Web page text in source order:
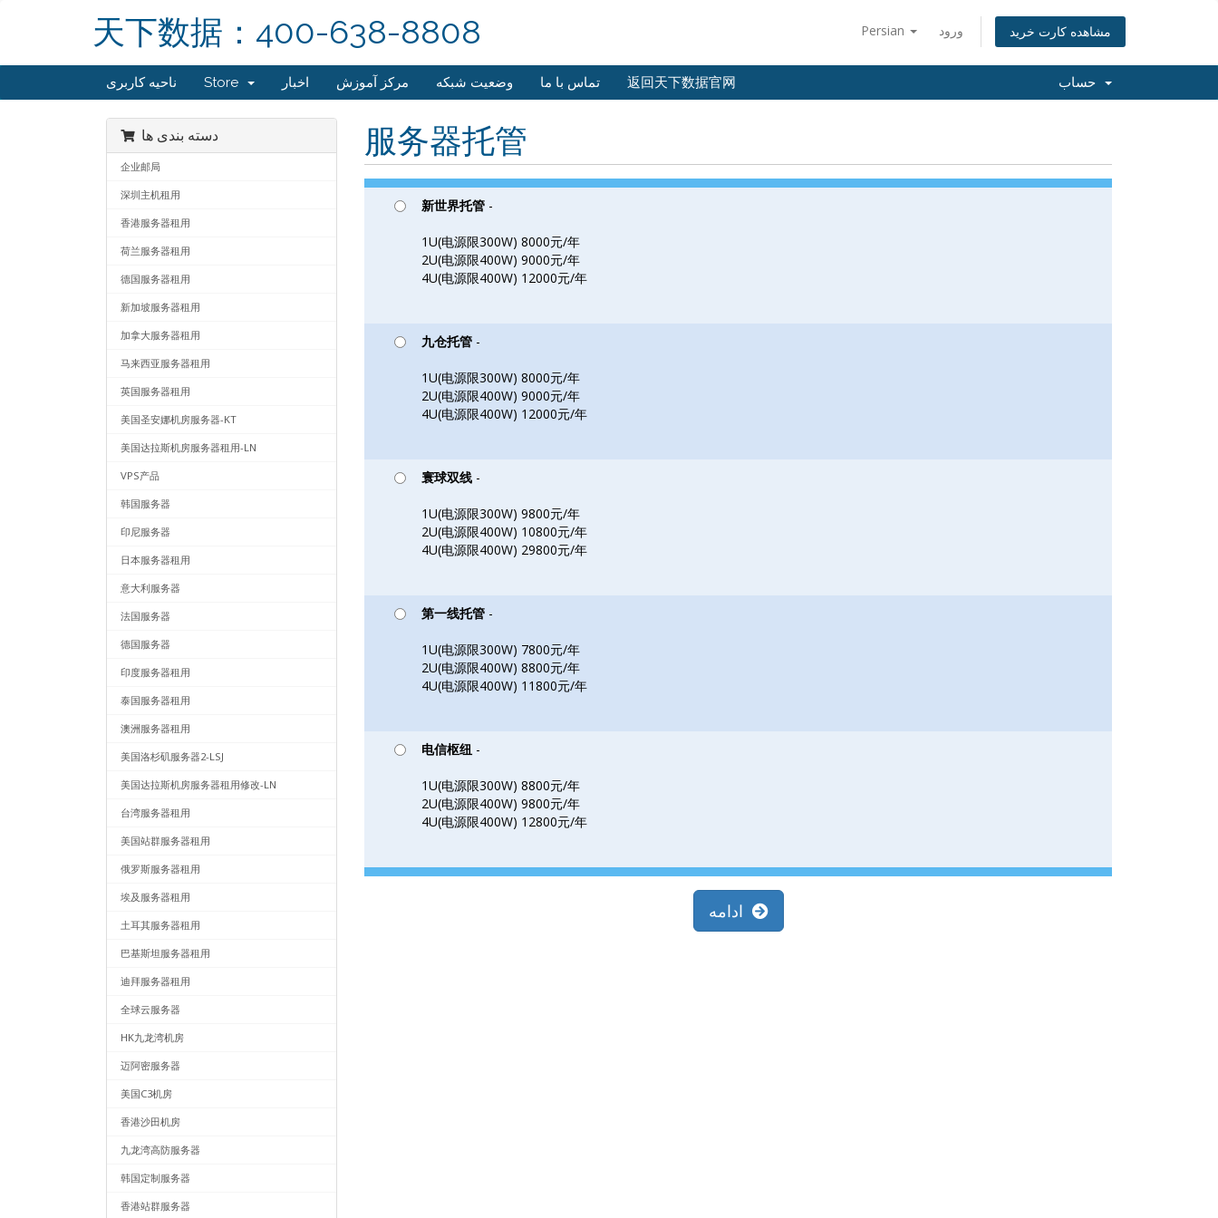
Persian ورود مشاهده کارت خرید 天下数据：400-638-8808
ناحیه کاربری Store اخبار مرکز آموزش وضعیت شبکه تماس با ما 返回天下数据官网
服务器托管 دسته بندی ها
企业邮局
深圳主机租用
香港服务器租用
荷兰服务器租用
德国服务器租用
新加坡服务器租用
加拿大服务器租用
马来西亚服务器租用
英国服务器租用
美国圣安娜机房服务器-KT
美国达拉斯机房服务器租用-LN
VPS产品
韩国服务器
印尼服务器
日本服务器租用
意大利服务器
法国服务器
德国服务器
印度服务器租用
泰国服务器租用
澳洲服务器租用
美国洛杉矶服务器2-LSJ
美国达拉斯机房服务器租用修改-LN
台湾服务器租用
美国站群服务器租用
俄罗斯服务器租用
埃及服务器租用
土耳其服务器租用
巴基斯坦服务器租用
迪拜服务器租用
全球云服务器
HK九龙湾机房
迈阿密服务器
美国C3机房
香港沙田机房
九龙湾高防服务器
韩国定制服务器
香港站群服务器
新世界托管 -
1U(电源限300W) 8000元/年
2U(电源限400W) 9000元/年
4U(电源限400W) 12000元/年
九仓托管 -
1U(电源限300W) 8000元/年
2U(电源限400W) 9000元/年
4U(电源限400W) 12000元/年
寰球双线 -
1U(电源限300W) 9800元/年
2U(电源限400W) 10800元/年
4U(电源限400W) 29800元/年
第一线托管 -
1U(电源限300W) 7800元/年
2U(电源限400W) 8800元/年
4U(电源限400W) 11800元/年
电信枢纽 -
1U(电源限300W) 8800元/年
2U(电源限400W) 9800元/年
4U(电源限400W) 12800元/年